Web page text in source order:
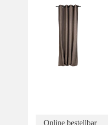
Online bestellbar